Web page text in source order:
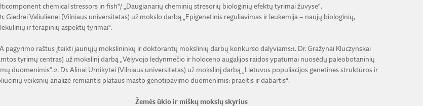
chemical stressors in fish“/ „Daugianarių cheminių stresorių biologinių efektų tyrimai žuvyse“.
Giedrei Valiulienei (Vilniaus universitetas) už mokslo darbą „Epigenetinis reguliavimas ir leukemija – naujų biologinių,
ir terapinių aspektų tyrimai“.
pagyrimo raštus įteikti jaunųjų mokslininkų ir doktorantų mokslinių darbų konkurso dalyviams:1. Dr. Gražynai Kluczynskai
tyrimų centras) už mokslinį darbą „Vėlyvojo ledynmečio ir holoceno augalijos raidos ypatumai nuosėdų paleobotaninių
duomenimis“.2. Dr. Alinai Urnikytei (Vilniaus universitetas) už mokslinį darbą „Lietuvos populiacijos genetinės struktūros ir
veiksnių analizė remiantis plataus masto genotipavimo duomenimis: praeitis ir dabartis“.
Žemės ūkio ir miškų mokslų skyrius